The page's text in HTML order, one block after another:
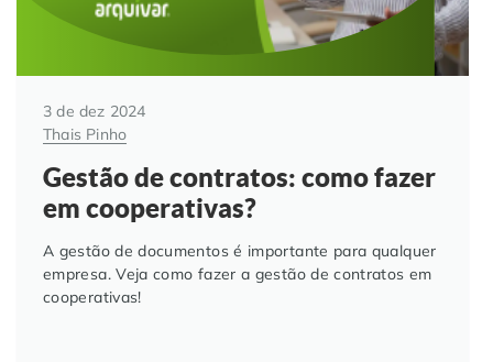
3 de dez 2024
Thais Pinho
Gestão de contratos: como fazer
em cooperativas?
A gestão de documentos é importante para qualquer
empresa. Veja como fazer a gestão de contratos em
cooperativas!